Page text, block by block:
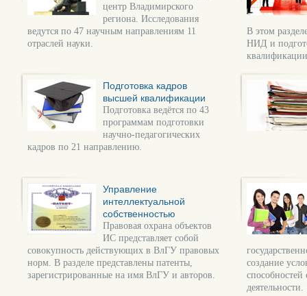
центр Владимирского
региона. Исследования
ведутся по 47 научным направлениям 11
отраслей науки.
В этом
НИД и
Подготовка кадров
высшей квалификации
Подготовка ведётся по 43
программам подготовки
научно-педагогических
кадров по 21 направлению.
Управление
интеллектуальной
собственностью
Правовая охрана объектов
ИС представляет собой
совокупность действующих в ВлГУ правовых
норм. В разделе представлены патенты,
зарегистрированные на имя ВлГУ и авторов.
создание
способностей
деятельности.